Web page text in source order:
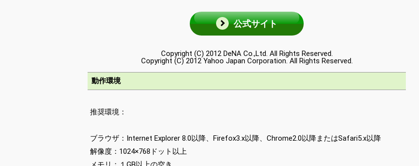
公式サイト
Copyright (C) 2012 DeNA Co.,Ltd. All Rights Reserved.
Copyright (C) 2012 Yahoo Japan Corporation. All Rights Reserved.
動作環境
推奨環境：
ブラウザ：Internet Explorer 8.0以降、Firefox3.x以降、Chrome2.0以降またはSafari5.x以降
解像度：1024×768ドット以上